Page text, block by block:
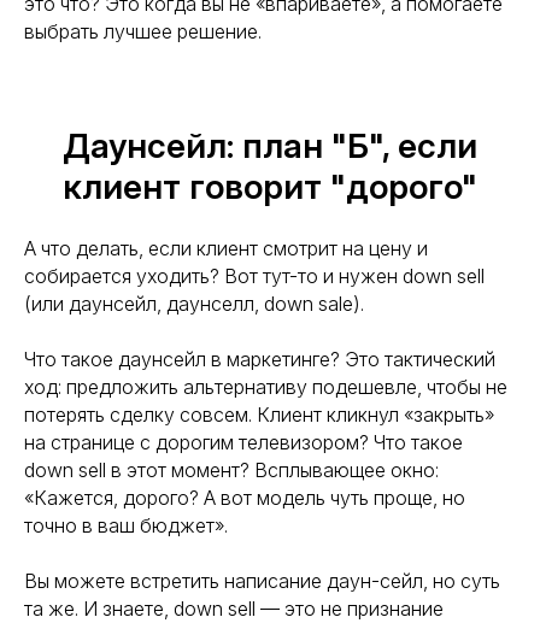
выбрать лучшее решение.
Даунсейл: план "Б", если
клиент говорит "дорого"
А что делать, если клиент смотрит на цену и
собирается уходить? Вот тут-то и нужен down sell
(или даунсейл, даунселл, down sale).
Что такое даунсейл в маркетинге? Это тактический
ход: предложить альтернативу подешевле, чтобы не
потерять сделку совсем. Клиент кликнул «закрыть»
на странице с дорогим телевизором? Что такое
down sell в этот момент? Всплывающее окно:
«Кажется, дорого? А вот модель чуть проще, но
точно в ваш бюджет».
Вы можете встретить написание даун-сейл, но суть
та же. И знаете, down sell — это не признание